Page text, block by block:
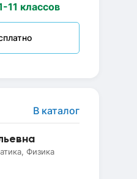
11 классов
В каталог
Физика